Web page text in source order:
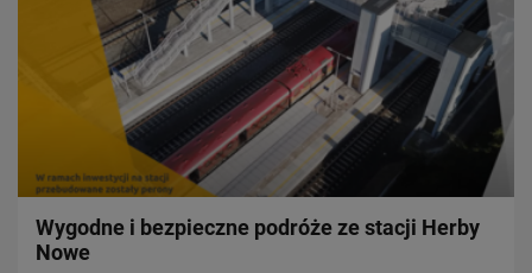
Wygodne i bezpieczne podróże ze stacji Herby
Nowe
Logotypy
O PKP Polskich Liniach Kolejowych S.A.
Czym się zajmujemy?
Władze Spółki
Struktura Spółki
Spółki zależne